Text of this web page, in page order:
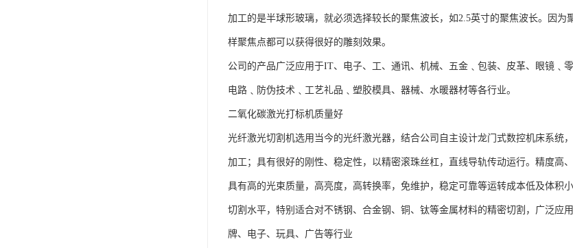
加工的是半球形玻璃，就必须选择较长的聚焦波长，如2.5英寸的聚焦波长。因
样聚焦点都可以获得很好的雕刻效果。
公司的产品广泛应用于IT、电子、工、通讯、机械、五金﹑包装、皮革、眼镜﹑
电路﹑防伪技术﹑工艺礼品﹑塑胶模具、器械、水暖器材等各行业。
二氧化碳激光打标机质量好
光纤激光切割机选用当今的光纤激光器，结合公司自主设计龙门式数控机床系统
加工；具有很好的刚性、稳定性，以精密滚珠丝杠，直线导轨传动运行。精度高
具有高的光束质量，高亮度，高转换率，免维护，稳定可靠等运转成本低及体积
切割水平，特别适合对不锈钢、合金钢、铜、钛等金属材料的精密切割，广泛应
牌、电子、玩具、广告等行业